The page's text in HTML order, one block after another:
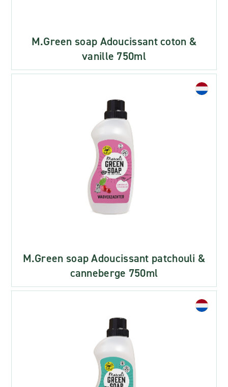
M.Green soap Adoucissant coton &
vanille 750ml
M.Green soap Adoucissant patchouli &
canneberge 750ml